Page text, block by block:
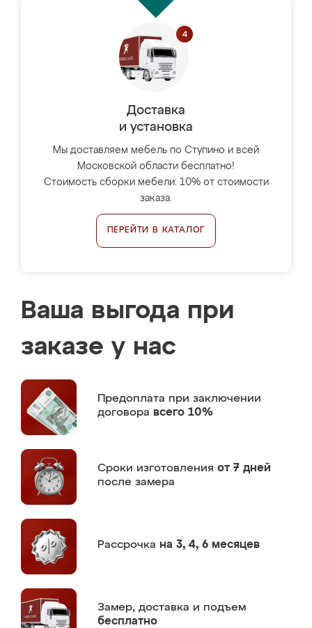
Доставка
и установка
Мы доставляем мебель по Ступино и всей
Московской области бесплатно!
Стоимость сборки мебели: 10% от стоимости
заказа.
ПЕРЕЙТИ В КАТАЛОГ
Ваша выгода при
заказе у нас
Предоплата при заключении
договора всего 10%
Сроки изготовления от 7 дней
после замера
Рассрочка на 3, 4, 6 месяцев
Замер, доставка и подъем
бесплатно